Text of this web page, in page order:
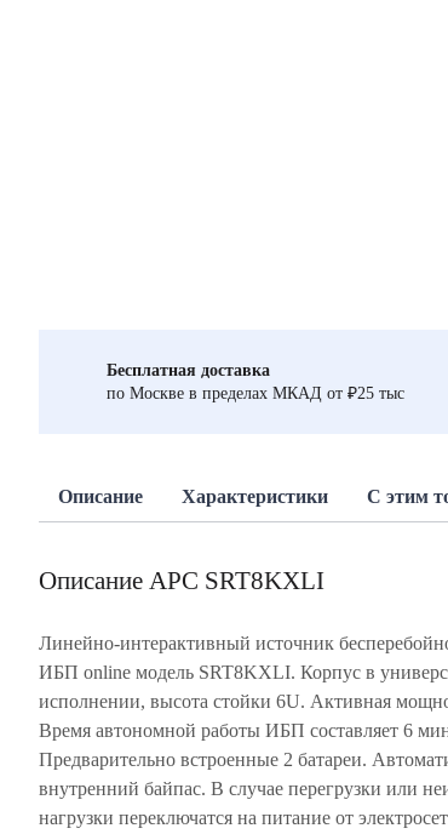
Бесплатная доставка
по Москве в пределах МКАД от ₽25 тыс
Описание Характеристики С этим
Описание APC SRT8KXLI
Линейно-интерактивный источник
ИБП online модель SRT8KXLI. Корпус в
исполнении, высота стойки 6U. Активная
Время автономной работы ИБП составляет 6
Предварительно встроенные 2 батареи.
внутренний байпас. В случае перегрузки или
нагрузки переключатся на питание от
батарейного массива и замену батарей, что
время ремонта. Регулярная самодиагностика батарей
позволяет своевременно обнаружить
замене. В случае неготовности батареи для
резервного электропитания подается упреждающее
Обеспечение временного питания от
возникновения перерыва подачи сетевого